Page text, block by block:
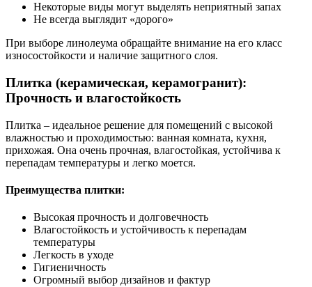
Некоторые виды могут выделять неприятный запах
Не всегда выглядит «дорого»
При выборе линолеума обращайте внимание на его класс
износостойкости и наличие защитного слоя.
Плитка (керамическая, керамогранит):
Прочность и влагостойкость
Плитка – идеальное решение для помещений с высокой
влажностью и проходимостью: ванная комната, кухня,
прихожая. Она очень прочная, влагостойкая, устойчива к
перепадам температуры и легко моется.
Преимущества плитки:
Высокая прочность и долговечность
Влагостойкость и устойчивость к перепадам
температуры
Легкость в уходе
Гигиеничность
Огромный выбор дизайнов и фактур